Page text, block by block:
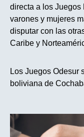
directa a los Juegos
varones y mujeres
disputar con las
Caribe y
Los Juegos Odesur
boliviana de